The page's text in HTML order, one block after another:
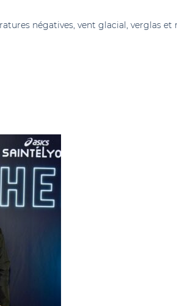
négatives, vent glacial, verglas et